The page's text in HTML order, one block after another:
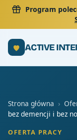
Program
ACTIVE
Strona główna ›
bez demencji i bez
OFERTA PRACY